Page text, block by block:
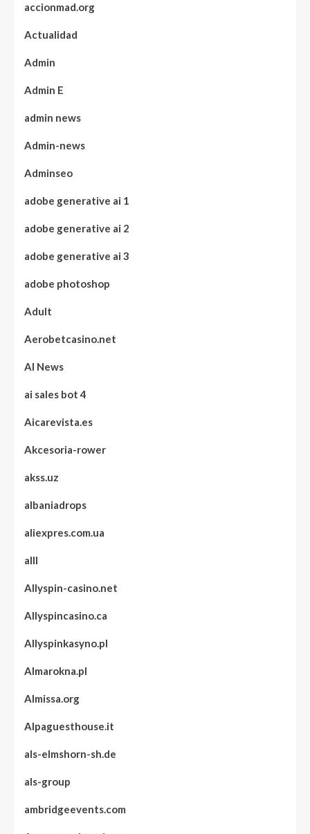
accionmad.org
Actualidad
Admin
Admin E
admin news
Admin-news
Adminseo
adobe generative ai 1
adobe generative ai 2
adobe generative ai 3
adobe photoshop
Adult
Aerobetcasino.net
AI News
ai sales bot 4
Aicarevista.es
Akcesoria-rower
akss.uz
albaniadrops
aliexpres.com.ua
alll
Allyspin-casino.net
Allyspincasino.ca
Allyspinkasyno.pl
Almarokna.pl
Almissa.org
Alpaguesthouse.it
als-elmshorn-sh.de
als-group
ambridgeevents.com